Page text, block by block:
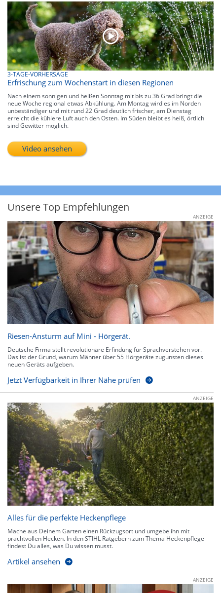
3-TAGE-VORHERSAGE
Erfrischung zum Wochenstart in diesen Regionen
Nach einem sonnigen und heißen Sonntag mit bis zu 36 Grad bringt die
neue Woche regional etwas Abkühlung. Am Montag wird es im Norden
unbeständiger und mit rund 22 Grad deutlich frischer, am Dienstag
erreicht die kühlere Luft auch den Osten. Im Süden bleibt es heiß, örtlich
sind Gewitter möglich.
Video ansehen
Unsere Top Empfehlungen
ANZEIGE
Riesen-Ansturm auf Mini - Hörgerät.
Deutsche Firma stellt revolutionäre Erfindung für Sprachverstehen vor.
Das ist der Grund, warum Männer über 55 Hörgeräte zugunsten dieses
neuen Geräts aufgeben.
Jetzt Verfügbarkeit in Ihrer Nähe prüfen
ANZEIGE
Alles für die perfekte Heckenpflege
Mache aus Deinem Garten einen Rückzugsort und umgebe ihn mit
prachtvollen Hecken. In den STIHL Ratgebern zum Thema Heckenpflege
findest Du alles, was Du wissen musst.
Artikel ansehen
ANZEIGE